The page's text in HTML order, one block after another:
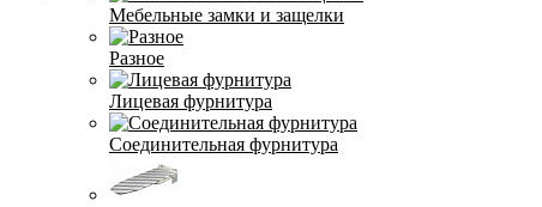
Мебельные замки и защелки
Разное
Лицевая фурнитура
Соединительная фурнитура